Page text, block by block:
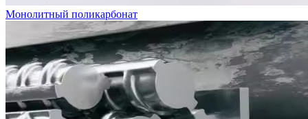
Монолитный поликарбонат